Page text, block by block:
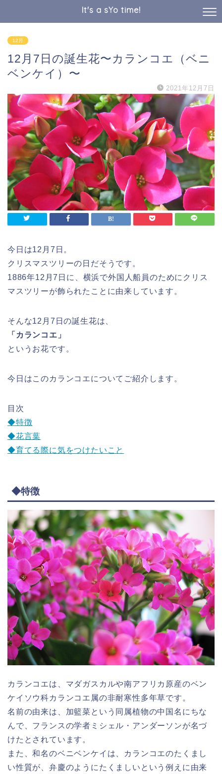
It's a sYo time!
12月
12月7日の誕生花〜カランコエ（ベニ
ベンケイ）〜
2021年12月7日
今日は12月7日。
クリスマスツリーの日だそうです。
1886年12月7日に、横浜で外国人船員のためにクリス
マスツリーが飾られたことに由来しています。
そんな12月7日の誕生花は、
「カランコエ」
というお花です。
今日はこのカランコエについてご紹介します。
目次
◆特徴
◆花言葉
◆育てる際に気をつけたいこと
◆特徴
カランコエは、マダガスカルや南アフリカ原産のベン
ケイソウ科カランコエ属の非耐寒性多年草です。
名前の由来は、加籃菜という同属植物の中国名にちな
んで、フランスの学者ミシェル・アンダーソンが名づ
けたとされています。
また、和名のベニベンケイは、カランコエのたくまし
い性質が、弁慶のようにたくましいという例えに由来